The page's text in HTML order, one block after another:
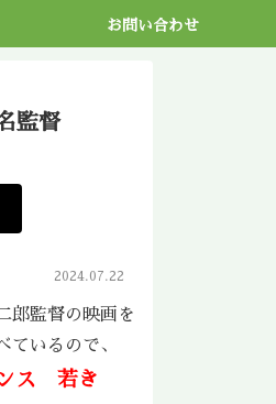
お問い合わせ
監督
2024.07.22
郎監督の映画を
ているので、
ス 若き